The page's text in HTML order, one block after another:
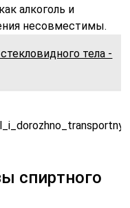
тела -
спиртного